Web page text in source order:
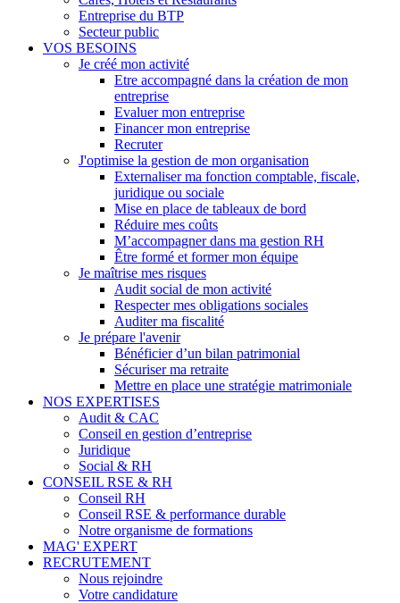
Entreprise du BTP
Secteur public
VOS BESOINS
Je créé mon activité
Etre accompagné dans la création de mon
entreprise
Evaluer mon entreprise
Financer mon entreprise
Recruter
J'optimise la gestion de mon organisation
Externaliser ma fonction comptable, fiscale,
juridique ou sociale
Mise en place de tableaux de bord
Réduire mes coûts
M’accompagner dans ma gestion RH
Être formé et former mon équipe
Je maîtrise mes risques
Audit social de mon activité
Respecter mes obligations sociales
Auditer ma fiscalité
Je prépare l'avenir
Bénéficier d’un bilan patrimonial
Sécuriser ma retraite
Mettre en place une stratégie matrimoniale
NOS EXPERTISES
Audit & CAC
Conseil en gestion d’entreprise
Juridique
Social & RH
CONSEIL RSE & RH
Conseil RH
Conseil RSE & performance durable
Notre organisme de formations
MAG' EXPERT
RECRUTEMENT
Nous rejoindre
Votre candidature